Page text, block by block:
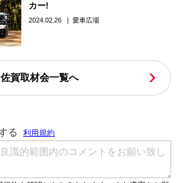
カー!
2024.02.26 愛車広場
佐賀取材会一覧へ